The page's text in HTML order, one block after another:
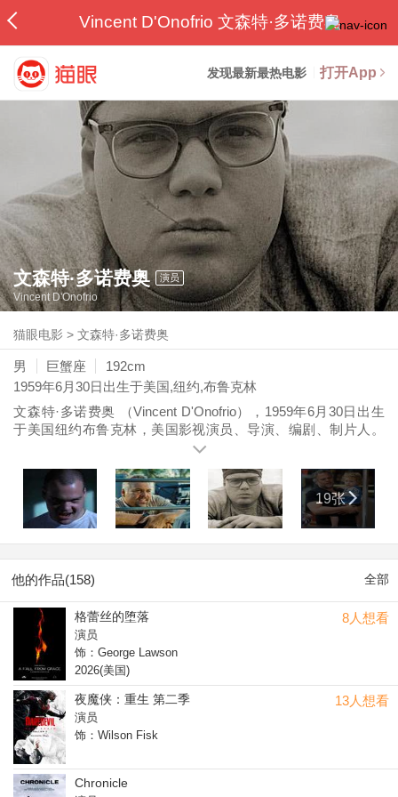
Vincent D'Onofrio 文森特·多诺费奥
发现最新最热电影 打开App
文森特·多诺费奥 演员
Vincent D'Onofrio
猫眼电影 >文森特·多诺费奥
男 巨蟹座
192cm
1959年6月30日 出生于美国,纽约,布鲁克林
文森特·多诺费奥 （Vincent D'Onofrio），1959年6月30日出生
于美国纽约布鲁克林，美国影视演员、导演、编剧、制片人。
首次亮相于影视剧是1983年的《 The First Turn-On!! 》。
19张
他的作品(158) 全部
8人想看
格蕾丝的堕落
演员
饰：George Lawson
2026(美国)
13人想看
夜魔侠：重生 第二季
演员
饰：Wilson Fisk
Chronicle